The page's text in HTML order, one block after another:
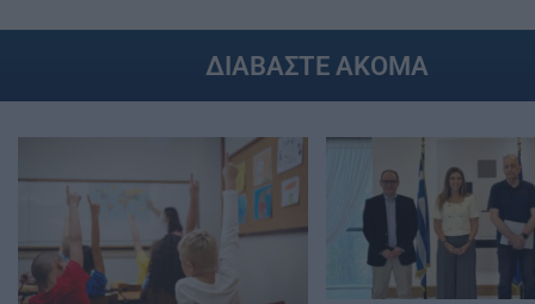
ΔΙΑΒΑΣΤΕ ΑΚΟΜΑ